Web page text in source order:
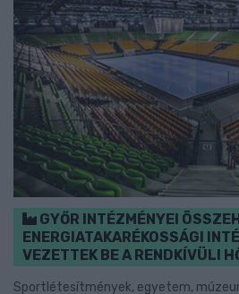
GYŐR INTÉZMÉNYEI
ENERGIATAKARÉKOSSÁGI
VEZETTEK BE A RENDKÍVÜLI
Sportlétesítmények, egyetem,